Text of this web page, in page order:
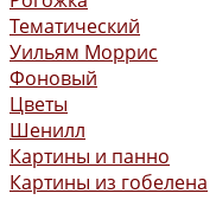
Тематический
Уильям Моррис
Фоновый
Цветы
Шенилл
Картины и панно
Картины из гобелена